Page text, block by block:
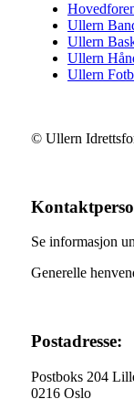
Ullern
Ullern
Ullern
Ullern
© Ullern
Se informasjon
Generelle
Postadresse:
Postboks 204
0216 Oslo